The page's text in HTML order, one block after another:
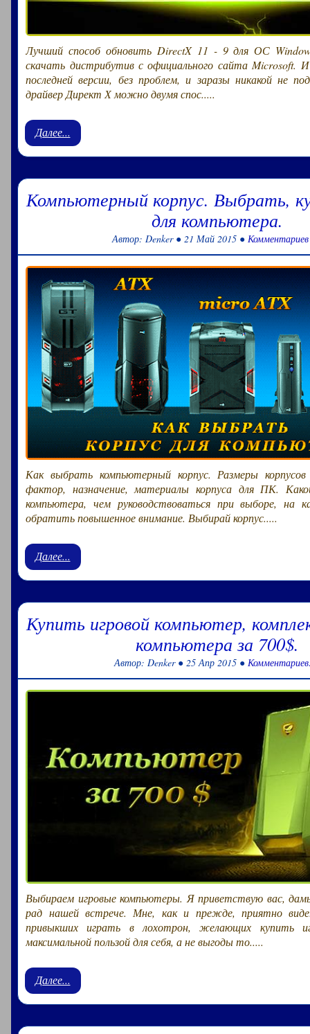
Лучший способ обновить DirectX 11 - 9 для ОС
скачать дистрибутив с официального сайта Microsoft.
последней версии, без проблем, и заразы никакой не
драйвер Директ Х можно двумя спос.....
Далее...
Компьютерный корпус. Выбрать,
для компьютера.
Автор: Denker ● 21 Май 2015 ●
Как выбрать компьютерный корпус. Размеры
фактор, назначение, материалы корпуса для ПК.
компьютера, чем руководствоваться при выборе, на
обратить повышенное внимание. Выбирай корпус.....
Далее...
Купить игровой компьютер,
компьютера за 700$.
Автор: Denker ● 25 Апр 2015 ●
Выбираем игровые компьютеры. Я приветствую вас,
рад нашей встрече. Мне, как и прежде, приятно
привыкших играть в лохотрон, желающих купить
максимальной пользой для себя, а не выгоды то.....
Далее...